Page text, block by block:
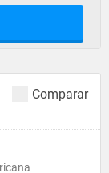
Comparar